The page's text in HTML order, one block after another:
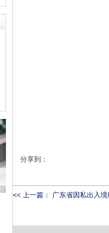
分享到：
<< 上一篇： 广东省因私出入